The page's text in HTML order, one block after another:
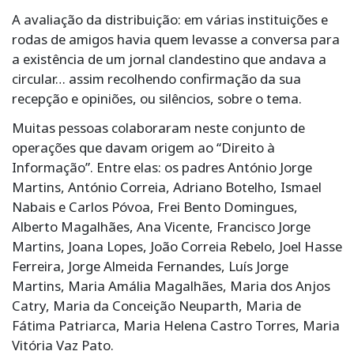
A avaliação da distribuição: em várias instituições e
rodas de amigos havia quem levasse a conversa para
a existência de um jornal clandestino que andava a
circular… assim recolhendo confirmação da sua
recepção e opiniões, ou silêncios, sobre o tema.
Muitas pessoas colaboraram neste conjunto de
operações que davam origem ao “Direito à
Informação”. Entre elas: os padres António Jorge
Martins, António Correia, Adriano Botelho, Ismael
Nabais e Carlos Póvoa, Frei Bento Domingues,
Alberto Magalhães, Ana Vicente, Francisco Jorge
Martins, Joana Lopes, João Correia Rebelo, Joel Hasse
Ferreira, Jorge Almeida Fernandes, Luís Jorge
Martins, Maria Amália Magalhães, Maria dos Anjos
Catry, Maria da Conceição Neuparth, Maria de
Fátima Patriarca, Maria Helena Castro Torres, Maria
Vitória Vaz Pato.